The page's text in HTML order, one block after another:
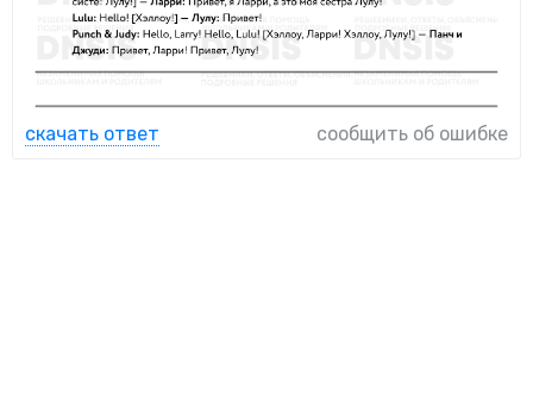
скачать ответ сообщить об ошибке